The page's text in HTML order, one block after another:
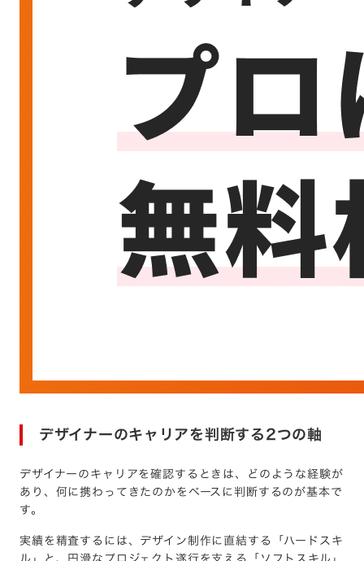
デザイナーのキャリアを判断する2つの軸
デザイナーのキャリアを確認するときは、どのような経験が
あり、何に携わってきたのかをベースに判断するのが基本で
す。
実績を精査するには、デザイン制作に直結する「ハードスキ